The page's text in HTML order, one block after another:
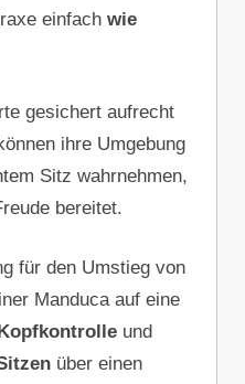
einfach wie
gesichert aufrecht
ihre Umgebung
Sitz wahrnehmen,
bereitet.
für den Umstieg von
Manduca auf eine
und
über einen